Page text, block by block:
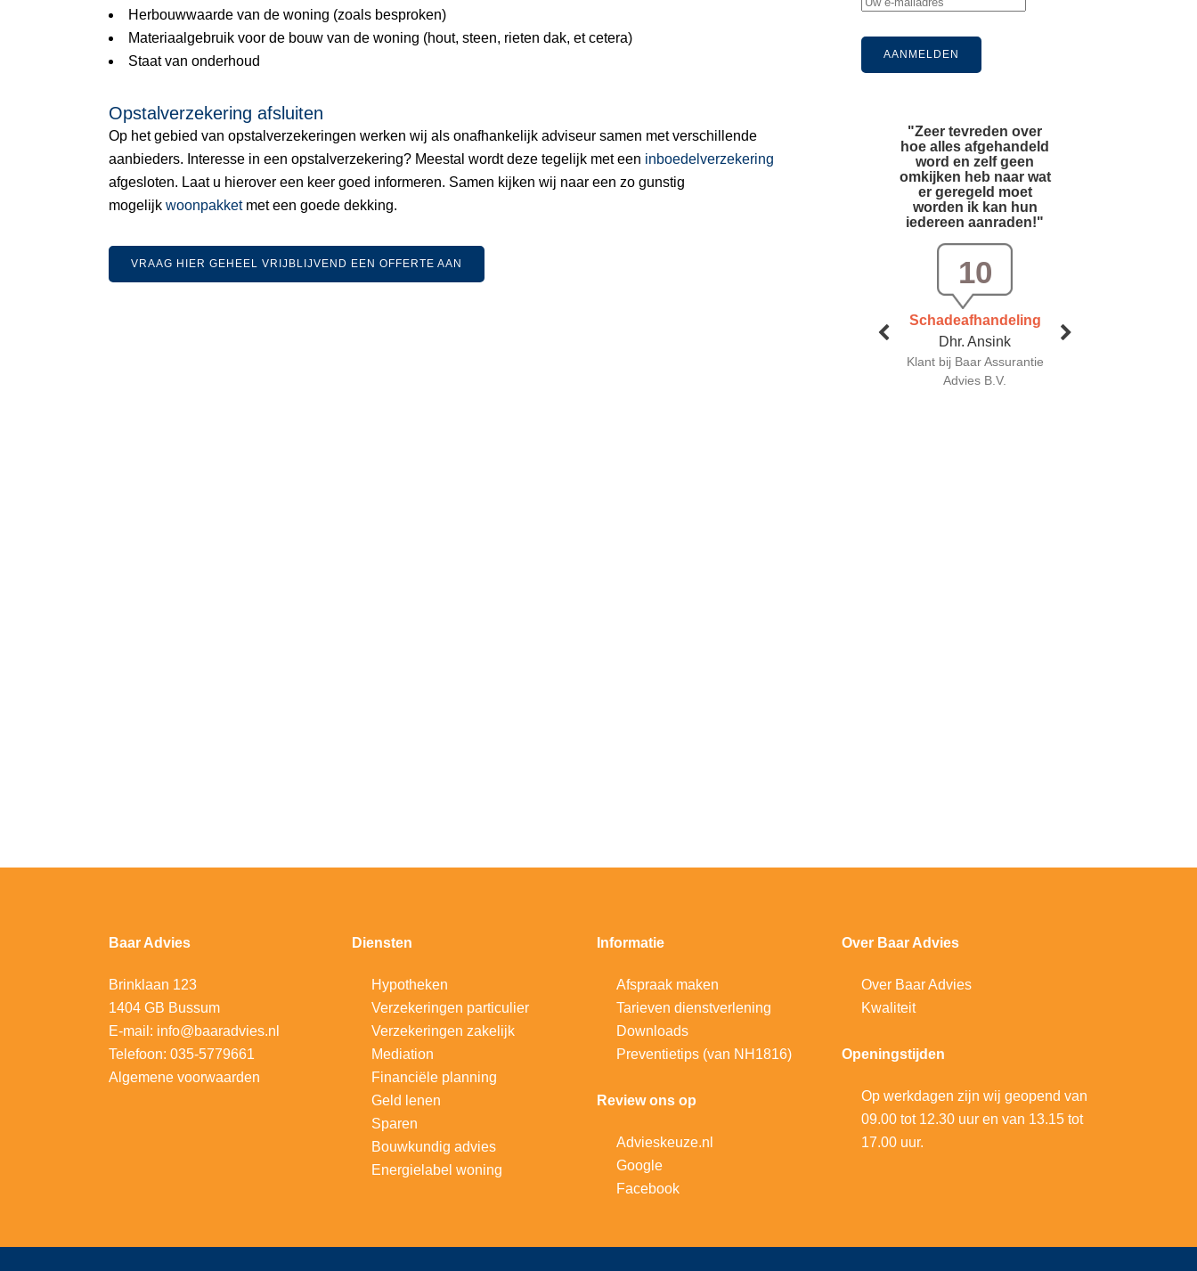
Herbouwwaarde van de woning (zoals besproken)
Materiaalgebruik voor de bouw van de woning (hout, steen, rieten dak, et cetera)
Staat van onderhoud
Opstalverzekering afsluiten
Op het gebied van opstalverzekeringen werken wij als onafhankelijk adviseur samen met verschillende
aanbieders. Interesse in een opstalverzekering? Meestal wordt deze tegelijk met een inboedelverzekering
afgesloten. Laat u hierover een keer goed informeren. Samen kijken wij naar een zo gunstig
mogelijk woonpakketmet een goede dekking.
VRAAG HIER GEHEEL VRIJBLIJVEND EEN OFFERTE AAN
Baar Advies
Brinklaan 123
1404 GB Bussum
E-mail: info@baaradvies.nl
Telefoon: 035-5779661
Algemene voorwaarden
Diensten
Hypotheken
Verzekeringen particulier
Verzekeringen zakelijk
Mediation
Financiële planning
Geld lenen
Sparen
Bouwkundig advies
Energielabel woning
Informatie
Afspraak maken
Tarieven dienstverlening
Downloads
Preventietips (van NH1816)
Review ons op
Advieskeuze.nl
Google
Facebook
Over Baar Advies
Over Baar Advies
Kwaliteit
Openingstijden
Op werkdagen zijn wij geopend van
09.00 tot 12.30 uur en van 13.15 tot
17.00 uur.